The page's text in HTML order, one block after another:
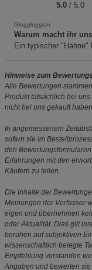
5.0 / 5.0
Glugglugglan
Warum macht ihr
Ein typischer "Hahne"
Hinweise zum
Alle Bewertungen
Produkt tatsächlich bei
nicht bei uns gekauft
In angemessenem
sofern sie im
den
Erfahrungen mit den
Käufern zu teilen.
Die Inhalte der
Meinungen der Verfasser
eigen und übernehmen
oder Aktualität. Dies gilt
beruhen auf subjektiven
wissenschaftlich belegte
Empfehlung verstanden
Angaben und bewerten